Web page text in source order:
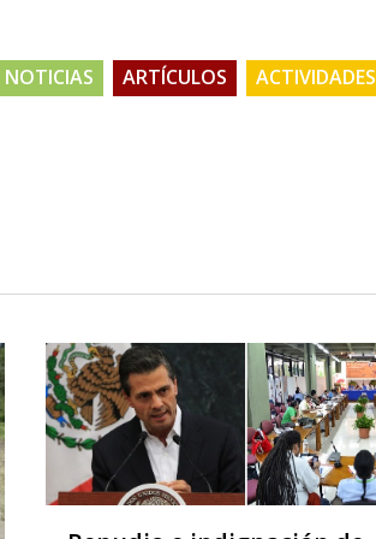
NOTICIAS ARTÍCULOS ACTIVIDADES